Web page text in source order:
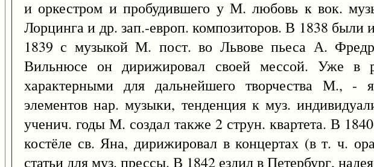
и оркестром и пробудившего у М. любовь к вок.
Лорцинга и др. зап.-европ. композиторов. В 1838
1839 с музыкой М. пост. во Львове пьеса А.
Вильнюсе он дирижировал своей мессой. Уже в
характерными для дальнейшего творчества М., -
элементов нар. музыки, тенденция к муз.
ученич. годы М. создал также 2 струн. квартета. В
костёле св. Яна, дирижировал в концертах (в т. ч.
статьи для муз. прессы. В 1842 ездил в Петербург,